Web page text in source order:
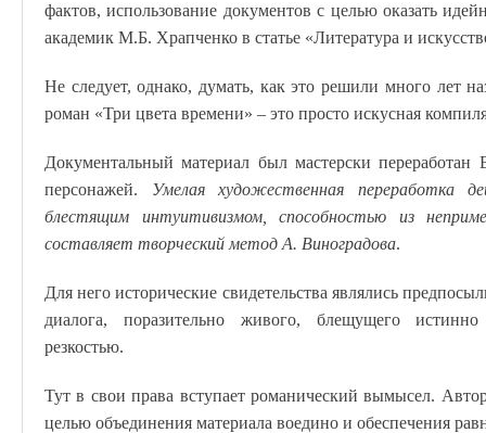
фактов, использование документов с целью оказать
академик М.Б. Храпченко в статье «Литература и
Не следует, однако, думать, как это решили много лет
роман «Три цвета времени» – это просто искусная
Документальный материал был мастерски
персонажей. Умелая художественная переработка
блестящим интуитивизмом, способностью из
составляет творческий метод А. Виноградова.
Для него исторические свидетельства являлись
диалога, поразительно живого, блещущего
резкостью.
Тут в свои права вступает романический вымысел.
целью объединения материала воедино и обеспечения